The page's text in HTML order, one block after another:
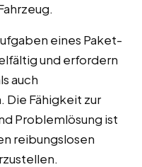
eines Paket-
und erfordern
auch
Die Fähigkeit zur
Problemlösung ist
reibungslosen